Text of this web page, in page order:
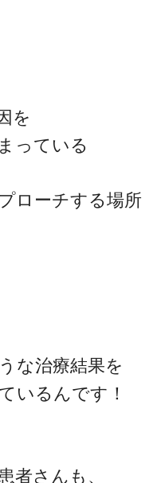
を
っている
ローチする場所
な治療結果を
いるんです！
者さんも、